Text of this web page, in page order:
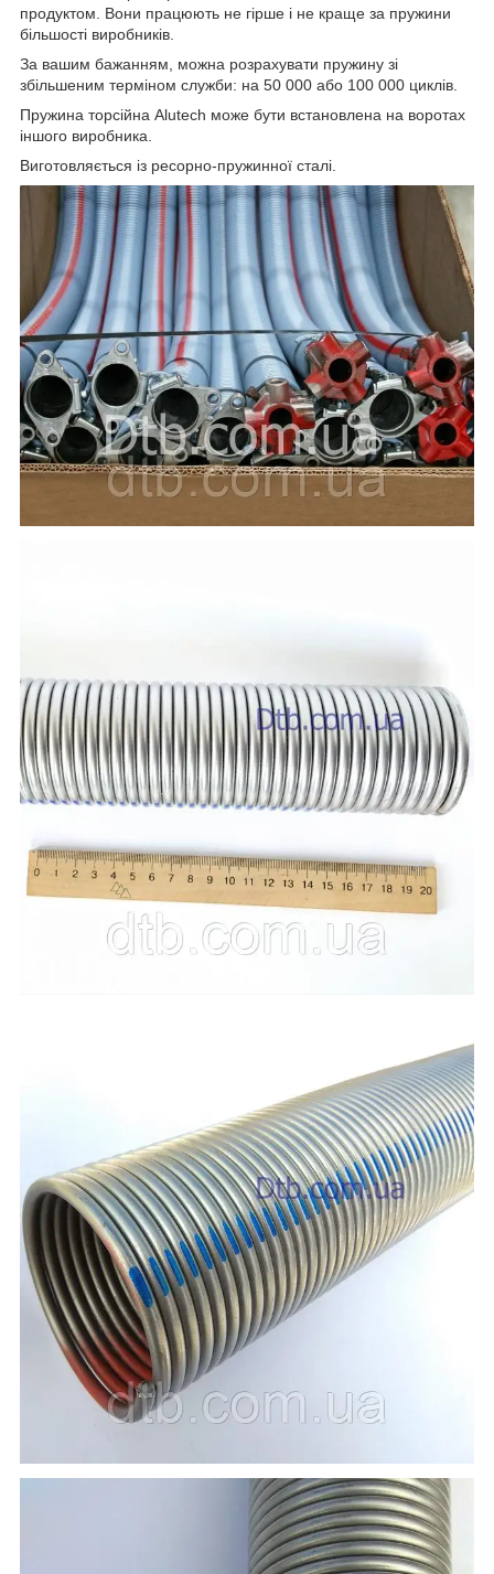
продуктом. Вони працюють не гірше і не краще за пружини
більшості виробників.
За вашим бажанням, можна розрахувати пружину зі
збільшеним терміном служби: на 50 000 або 100 000 циклів.
Пружина торсійна Alutech може бути встановлена на воротах
іншого виробника.
Виготовляється із ресорно-пружинної сталі.